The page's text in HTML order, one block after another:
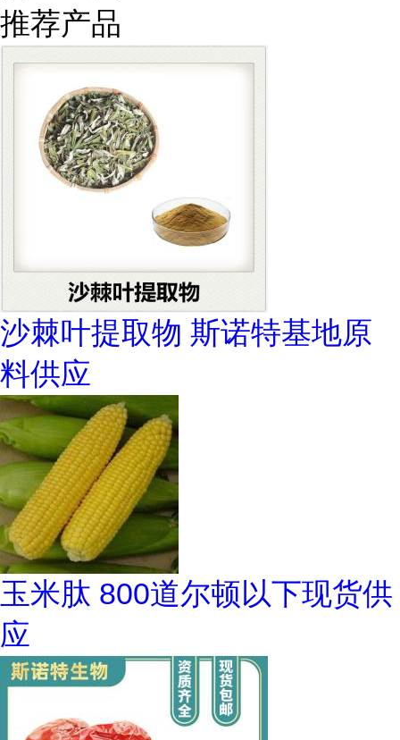
推荐产品
沙棘叶提取物 斯诺特基地原
料供应
玉米肽 800道尔顿以下现货供
应